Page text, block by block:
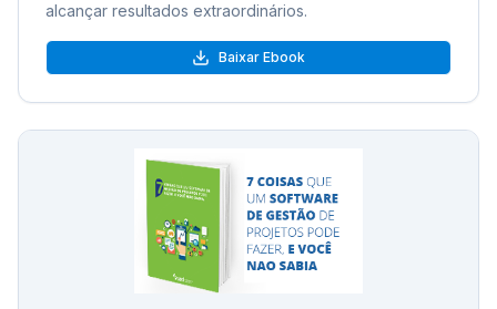
alcançar resultados extraordinários.
Baixar Ebook